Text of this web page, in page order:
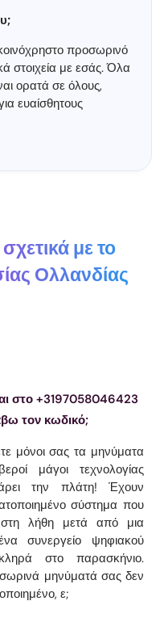
προσωρινό
στοιχεία με εσάς. Όλα
ορατά σε όλους,
ευαίσθητους
με το
Ολλανδίας
στο +3197058046423
τον κωδικό;
μόνοι σας τα μηνύματα
μάγοι τεχνολογίας
την πλάτη! Έχουν
σύστημα που
λήθη μετά από μια
συνεργείο ψηφιακού
στο παρασκήνιο.
μηνύματά σας δεν
ε;